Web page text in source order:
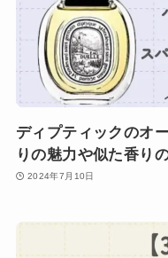
ディプティックのオ
りの魅力や似た香り
2024年7月10日